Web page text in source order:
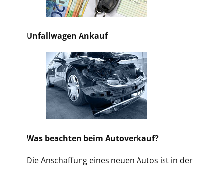
Unfallwagen Ankauf
Was beachten beim Autoverkauf?
Die Anschaffung eines neuen Autos ist in der